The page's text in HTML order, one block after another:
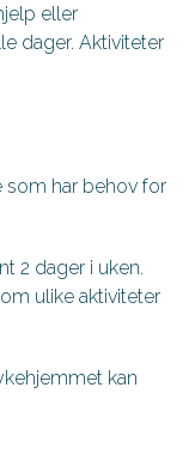
eller
dager. Aktiviteter
har behov for
2 dager i uken.
ulike aktiviteter
kan